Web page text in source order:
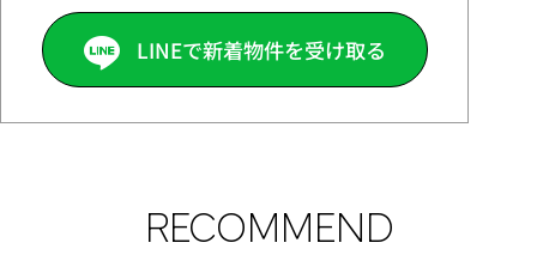
LINEで新着物件を受け取る
RECOMMEND